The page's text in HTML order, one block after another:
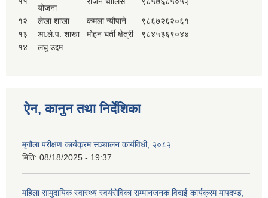
योजना
१२ लेखा शाखा कमला न्यौपाने
९८६७२६२०६१
१३
आ.ले.प. शाखा मोहन घर्ती क्षेत्री
९८४५३६९०४४
१४
लघु उद्दम
ऐन, कानुन तथा निर्देशिका
मृगौला परीक्षण कार्यक्रम सञ्चालन कार्यविधी, २०८२
मिति: 08/18/2025 - 19:37
महिला सामुदायिक स्वास्थ्य स्वयंसेविका सम्मानजनक विदाई कार्यक्रम मापदण्ड,